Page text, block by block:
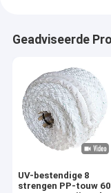
Geadviseerde
UV-bestendige 8
strengen PP-touw 60